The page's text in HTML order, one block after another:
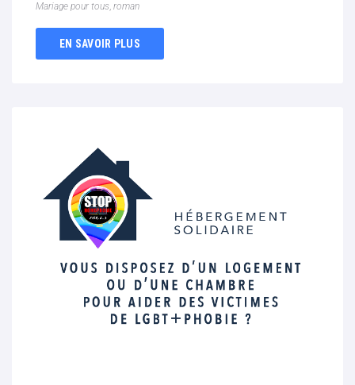
Mariage pour tous, roman
EN SAVOIR PLUS